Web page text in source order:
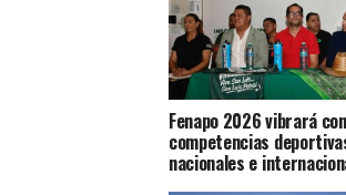
Fenapo 2026 vibrará
competencias
nacionales e